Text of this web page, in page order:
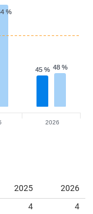
45 %
45 %
%
%
48 %
48 %
2026
2025
2026
4 4